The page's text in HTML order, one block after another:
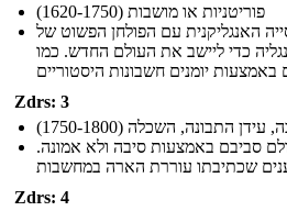
פוריטניות או מושבות (1620-1750)
האנגליקנית עם הפולחן הפשוט של
כדי ליישב את העולם החדש. כמו
Zdrs: 3
התבונה, השכלה (1750-1800)
סביבם באמצעות סיבה ולא אמונה.
Zdrs: 4